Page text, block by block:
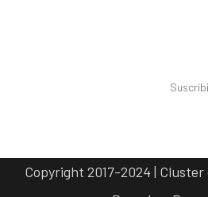
Copyright 2017-2024 | Cluster